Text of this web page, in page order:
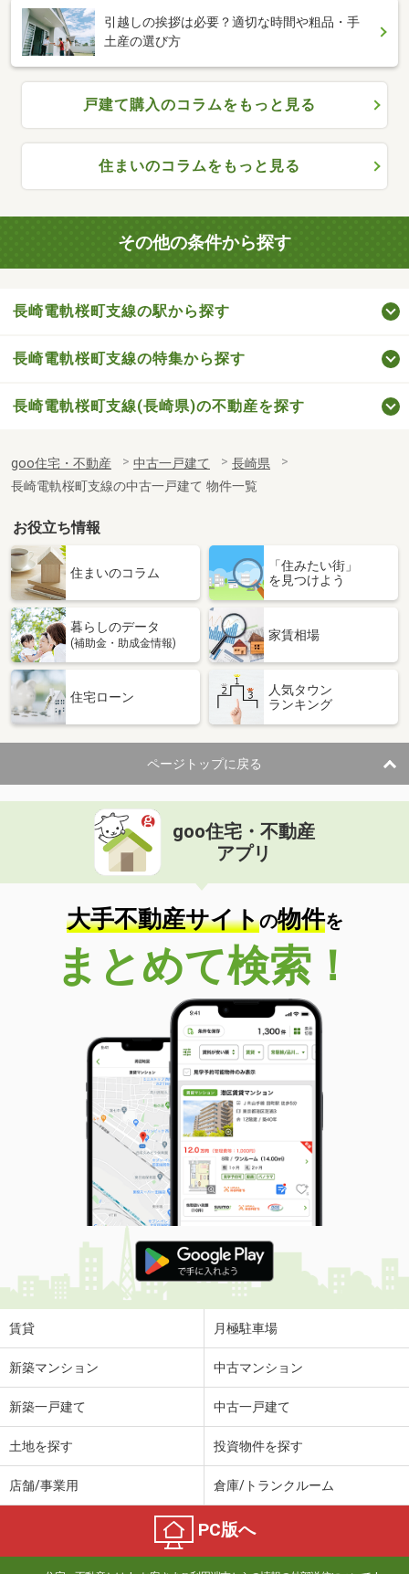
引越しの挨拶は必要？適切な時間や粗品・手
土産の選び方
戸建て購入のコラムをもっと見る
住まいのコラムをもっと見る
その他の条件から探す
長崎電軌桜町支線の駅から探す
長崎電軌桜町支線の特集から探す
長崎電軌桜町支線(長崎県)の不動産を探す
goo住宅・不動産 中古一戸建て
長崎県
長崎電軌桜町支線の中古一戸建て 物件一覧
お役立ち情報
住まいのコラム
「住みたい街」
を見つけよう
暮らしのデータ
(補助金・助成金情報)
家賃相場
住宅ローン
人気タウン
ランキング
ページトップに戻る
goo住宅・不動産
アプリ
大手不動産サイトの物件を
まとめて検索！
賃貸 月極駐車場
新築マンション 中古マンション
新築一戸建て 中古一戸建て
土地を探す 投資物件を探す
店舗/事業用 倉庫/トランクルーム
PC版へ